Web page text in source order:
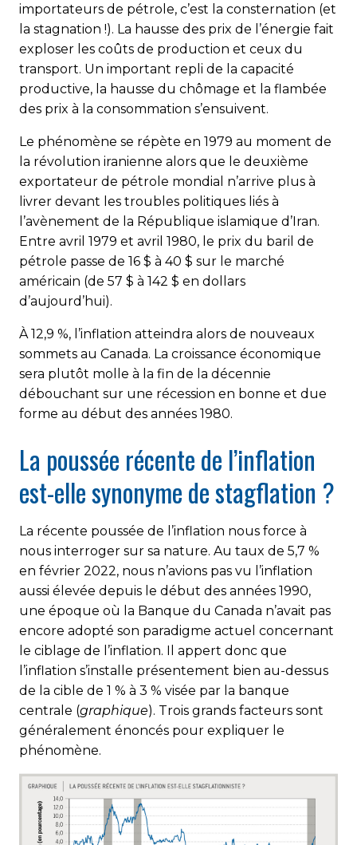
importateurs de pétrole, c’est la consternation (et
la stagnation !). La hausse des prix de l’énergie fait
exploser les coûts de production et ceux du
transport. Un important repli de la capacité
productive, la hausse du chômage et la flambée
des prix à la consommation s’ensuivent.
Le phénomène se répète en 1979 au moment de
la révolution iranienne alors que le deuxième
exportateur de pétrole mondial n’arrive plus à
livrer devant les troubles politiques liés à
l’avènement de la République islamique d’Iran.
Entre avril 1979 et avril 1980, le prix du baril de
pétrole passe de 16 $ à 40 $ sur le marché
américain (de 57 $ à 142 $ en dollars
d’aujourd’hui).
À 12,9 %, l’inflation atteindra alors de nouveaux
sommets au Canada. La croissance économique
sera plutôt molle à la fin de la décennie
débouchant sur une récession en bonne et due
forme au début des années 1980.
La poussée récente de l’inflation
est-elle synonyme de stagflation ?
La récente poussée de l’inflation nous force à
nous interroger sur sa nature. Au taux de 5,7 %
en février 2022, nous n’avions pas vu l’inflation
aussi élevée depuis le début des années 1990,
une époque où la Banque du Canada n’avait pas
encore adopté son paradigme actuel concernant
le ciblage de l’inflation. Il appert donc que
l’inflation s’installe présentement bien au-dessus
de la cible de 1 % à 3 % visée par la banque
centrale (graphique). Trois grands facteurs sont
généralement énoncés pour expliquer le
phénomène.